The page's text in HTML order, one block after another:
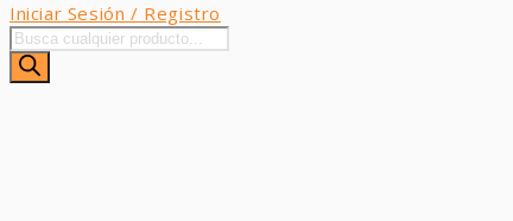
Iniciar Sesión / Registro
Búsqueda
de
productos